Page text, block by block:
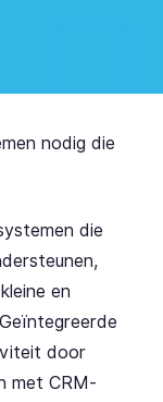
nodig die
die
en
door
met CRM-